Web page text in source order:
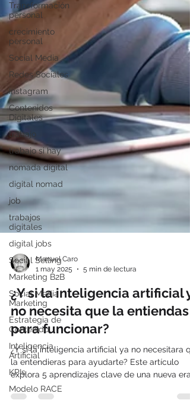
Transformación
personal
crecimiento
personal
Social Media
Redes Sociales
Instagram
Contenidos
Digitales
trabajo
trabajo si hay
nomada digital
digital nomad
job
trabajos
digitales
digital jobs
Social Selling
Marketing B2B
Social Media
Marketing
Estrategia de
Contenido
Inteligencia
Artificial
KPIs
Modelo RACE
Manuel Caro
1 may 2025
5 min de lectura
¿Y si la inteligencia artificial
no necesita que la entiendas
para funcionar?
¿Y si la inteligencia artificial ya no necesitara
la entendieras para ayudarte? Este artículo
explora 5 aprendizajes clave de una nueva era